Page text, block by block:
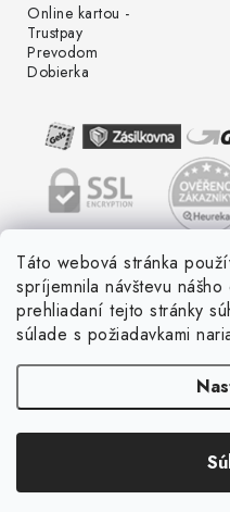
Táto webová stránka
spríjemnila návštevu
prehliadaní tejto stránky
súlade s požiadavkami
Online kartou -
Trustpay
Prevodom
Dobierka
LED ME